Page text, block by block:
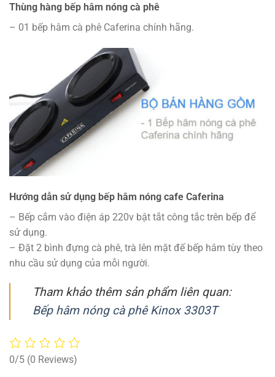
Thùng hàng bếp hâm nóng cà phê
– 01 bếp hâm cà phê Caferina chính hãng.
Hướng dẫn sử dụng bếp hâm nóng cafe Caferina
– Bếp cắm vào điện áp 220v bật tắt công tắc trên bếp để
sử dụng.
– Đặt 2 bình đựng cà phê, trà lên mặt đế bếp hâm tùy theo
nhu cầu sử dụng của mỗi người.
Tham khảo thêm sản phẩm liên quan:
Bếp hâm nóng cà phê Kinox 3303T
0/5 (0 Reviews)